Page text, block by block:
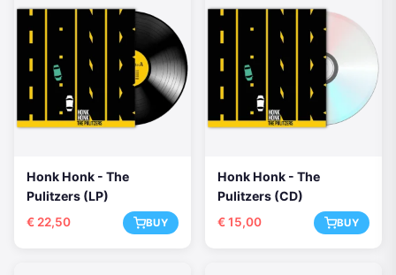
Honk Honk - The
Pulitzers (LP)
€ 22,50 BUY
Honk Honk - The
Pulitzers (CD)
€15,00 BUY